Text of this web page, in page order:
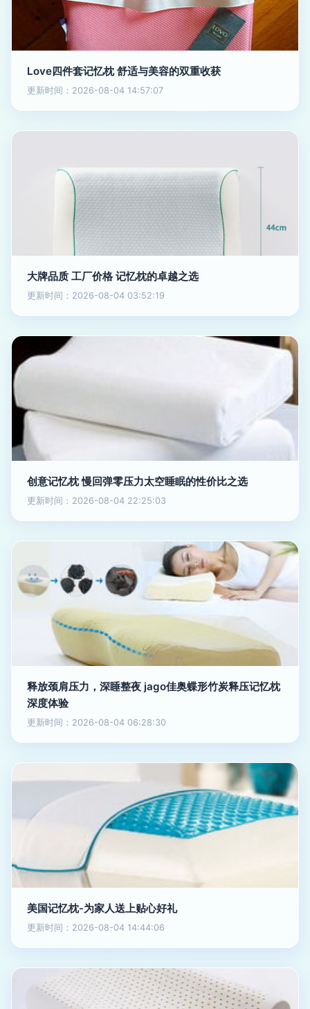
Love四件套记忆枕 舒适与美容的双重收获
更新时间：2026-08-04 14:57:07
大牌品质 工厂价格 记忆枕的卓越之选
更新时间：2026-08-04 03:52:19
创意记忆枕 慢回弹零压力太空睡眠的性价比之选
更新时间：2026-08-04 22:25:03
释放颈肩压力，深睡整夜 jago佳奥蝶形竹炭释压记忆枕
深度体验
更新时间：2026-08-04 06:28:30
美国记忆枕-为家人送上贴心好礼
更新时间：2026-08-04 14:44:06